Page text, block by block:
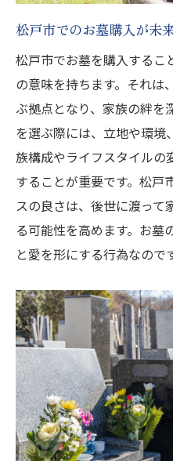
松戸市でのお墓購入が未
松戸市でお墓を購入するこ
の意味を持ちます。それは
ぶ拠点となり、家族の絆を
を選ぶ際には、立地や環
族構成やライフスタイルの
することが重要です。松戸
スの良さは、後世に渡って
る可能性を高めます。お墓
と愛を形にする行為なので